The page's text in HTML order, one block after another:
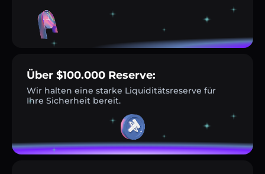
Über $100.000 Reserve:
Wir halten eine starke Liquiditätsreserve für
Ihre Sicherheit bereit.